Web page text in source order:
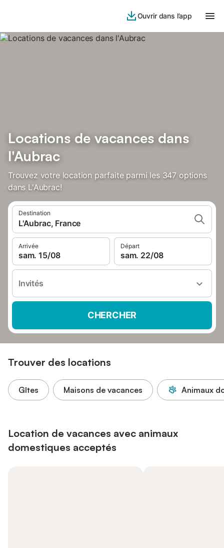
Ouvrir dans l’app
Locations de vacances dans
l'Aubrac
Trouvez votre location parfaite parmi les 347 options
dans L'Aubrac!
Destination
L'Aubrac, France
Arrivée
sam. 15/08
Départ
sam. 22/08
Invités
CHERCHER
Trouver des locations
Gîtes Maisons de vacances Animaux
Location de vacances avec animaux
domestiques acceptés